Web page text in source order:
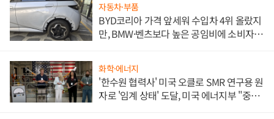
자동차·부품
BYD코리아 가격 앞세워 수입차 4위 올랐지
만, BMW·벤츠보다 높은 공임비에 소비자
화학·에너지
'한수원 협력사' 미국 오클로 SMR 연구용 원
자로 '임계 상태' 도달, 미국 에너지부 "중요